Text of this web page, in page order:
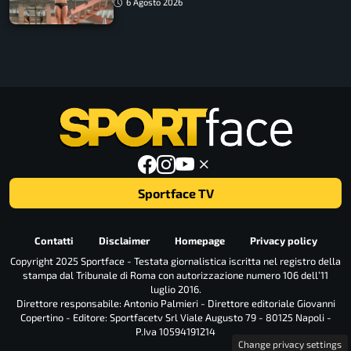
6 Agosto 2026
Sportface TV
Contatti Disclaimer Homepage
Privacy policy
Copyright 2025 Sportface - Testata giornalistica iscritta nel registro della
stampa dal Tribunale di Roma con autorizzazione numero 106 dell’11
luglio 2016.
Direttore responsabile: Antonio Palmieri - Direttore editoriale Giovanni
Copertino - Editore: Sportfacetv Srl Viale Augusto 79 - 80125 Napoli -
P.Iva 10594191214
Change privacy settings